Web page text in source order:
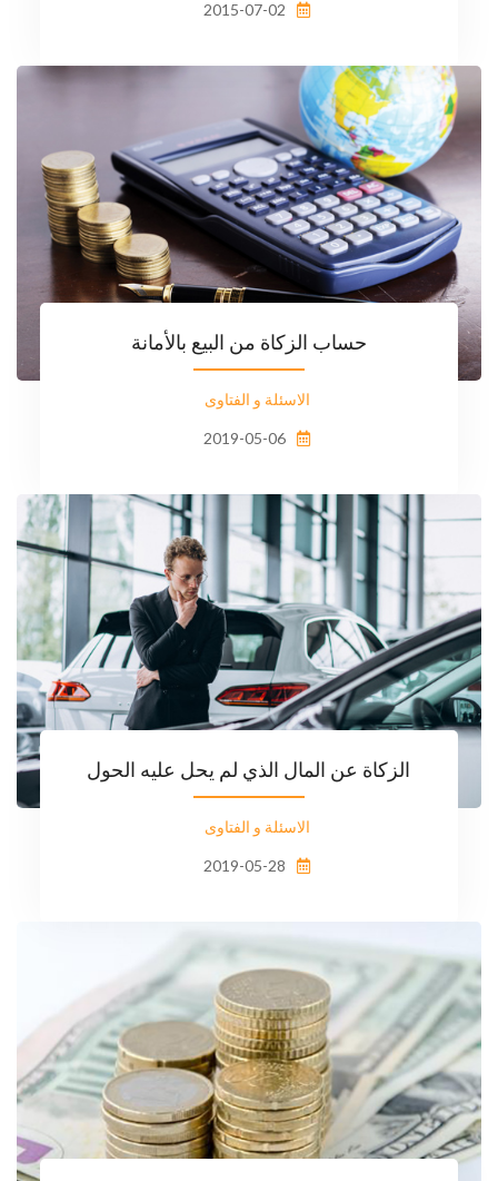
حساب الزكاة من البيع بالأمانة
الاسئلة و الفتاوى
الزكاة عن المال الذي لم يحل عليه الحول
الاسئلة و الفتاوى